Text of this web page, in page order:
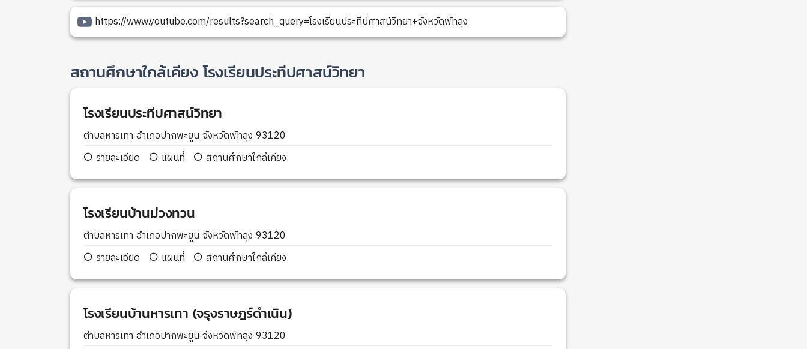
https://www.youtube.com/results?search_query=โรงเรียนประทีปศาสน์วิทยา+จังหวัดพัทลุง
สถานศึกษาใกล้เคียง โรงเรียนประทีปศาสน์วิทยา
โรงเรียนประทีปศาสน์วิทยา
ตำบลหารเทา อำเภอปากพะยูน จังหวัดพัทลุง 93120
รายละเอียด
แผนที่ สถานศึกษาใกล้เคียง
โรงเรียนบ้านม่วงทวน
ตำบลหารเทา อำเภอปากพะยูน จังหวัดพัทลุง 93120
รายละเอียด
แผนที่ สถานศึกษาใกล้เคียง
โรงเรียนบ้านหารเทา (จรุงราษฎร์ดำเนิน)
ตำบลหารเทา อำเภอปากพะยูน จังหวัดพัทลุง 93120